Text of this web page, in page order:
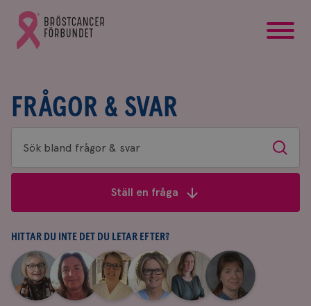
Gå
till
Bröstcancerförbundets
FRÅGOR & SVAR
Sök
bland
&
svar
Sök
Ställ en fråga
HITTAR DU INTE DET DU LETAR EFTER?
Aina
Johnsson
|
Anne
Andersson
Fredrika
Killander
|
Jeanette
Bäcklund
|
Maria
Edegran
|
Yvette
Andersson